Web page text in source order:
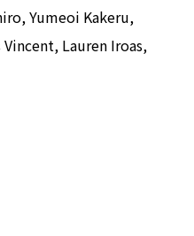
Yumeoi Kakeru,
Lauren Iroas,